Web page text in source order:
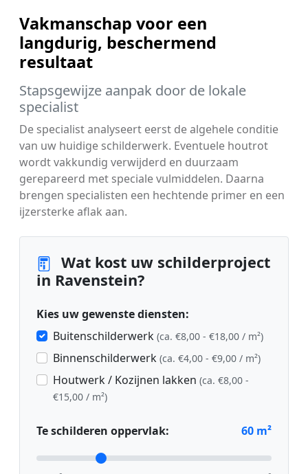
Vakmanschap voor een
langdurig, beschermend
resultaat
Stapsgewijze aanpak door de lokale
specialist
De specialist analyseert eerst de algehele conditie
van uw huidige schilderwerk. Eventuele houtrot
wordt vakkundig verwijderd en duurzaam
gerepareerd met speciale vulmiddelen. Daarna
brengen specialisten een hechtende primer en een
ijzersterke aflak aan.
Wat kost uw schilderproject
in Ravenstein?
Kies uw gewenste diensten:
Buitenschilderwerk (ca. €8,00 - €18,00 / m²)
Binnenschilderwerk (ca. €4,00 - €9,00 / m²)
Houtwerk / Kozijnen lakken (ca. €8,00 -
€15,00 / m²)
Te schilderen oppervlak: 60 m²